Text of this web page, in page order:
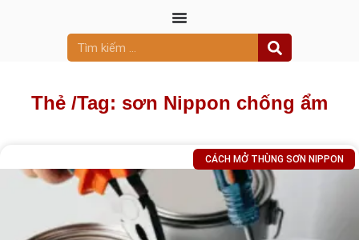
Thẻ /Tag: sơn Nippon chống ẩm
CÁCH MỞ THÙNG SƠN NIPPON